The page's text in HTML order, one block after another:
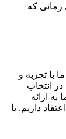
زمانی که
با تجربه و
انتخاب
ارائه
داریم. با